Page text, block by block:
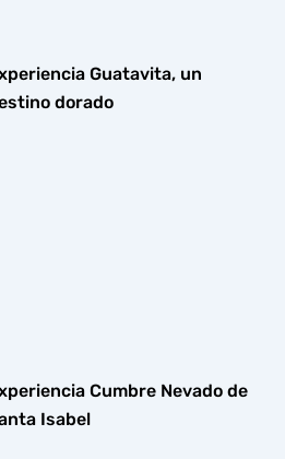
Guatavita, un
dorado
Cumbre Nevado de
Isabel